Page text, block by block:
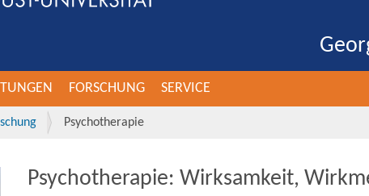
FORSCHUNG SERVICE
Psychotherapie
Psychotherapie: Wirksamkeit,